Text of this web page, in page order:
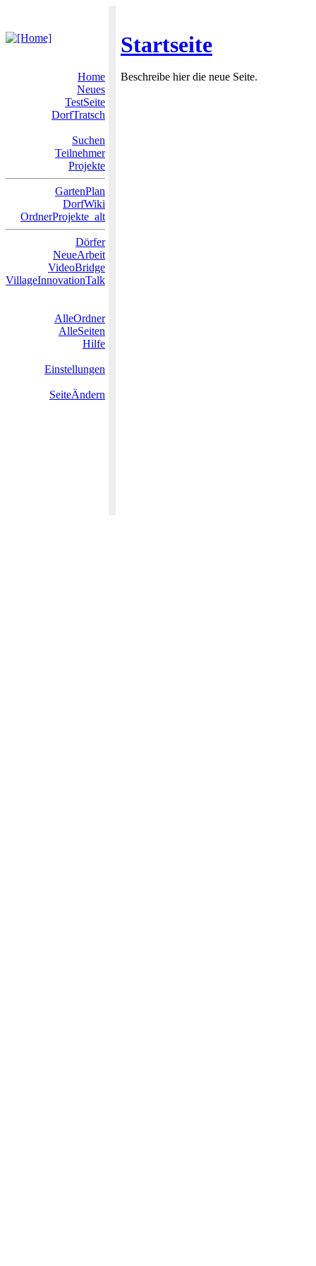
Startseite
Home
Neues
TestSeite
DorfTratsch
Suchen
Teilnehmer
Projekte
GartenPlan
DorfWiki
OrdnerProjekte_alt
Dörfer
NeueArbeit
VideoBridge
VillageInnovationTalk
AlleOrdner
AlleSeiten
Hilfe
Einstellungen
SeiteÄndern
Beschreibe hier die neue Seite.